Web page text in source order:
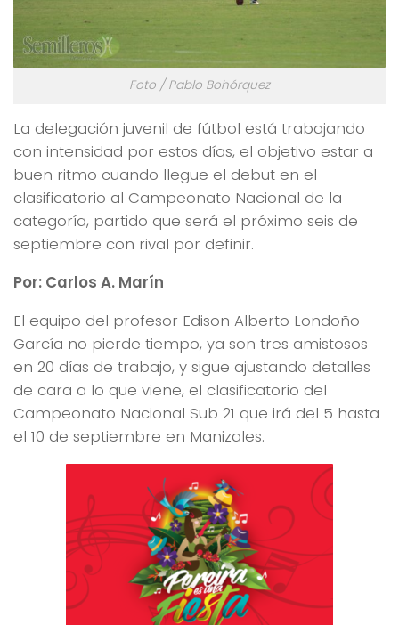
Foto / Pablo Bohórquez
La delegación juvenil de fútbol está trabajando
con intensidad por estos días, el objetivo estar a
buen ritmo cuando llegue el debut en el
clasificatorio al Campeonato Nacional de la
categoría, partido que será el próximo seis de
septiembre con rival por definir.
Por: Carlos A. Marín
El equipo del profesor Edison Alberto Londoño
García no pierde tiempo, ya son tres amistosos
en 20 días de trabajo, y sigue ajustando detalles
de cara a lo que viene, el clasificatorio del
Campeonato Nacional Sub 21 que irá del 5 hasta
el 10 de septiembre en Manizales.